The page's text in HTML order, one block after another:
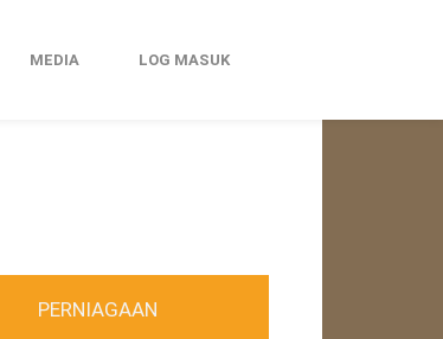
MEDIA LOG MASUK
PERNIAGAAN